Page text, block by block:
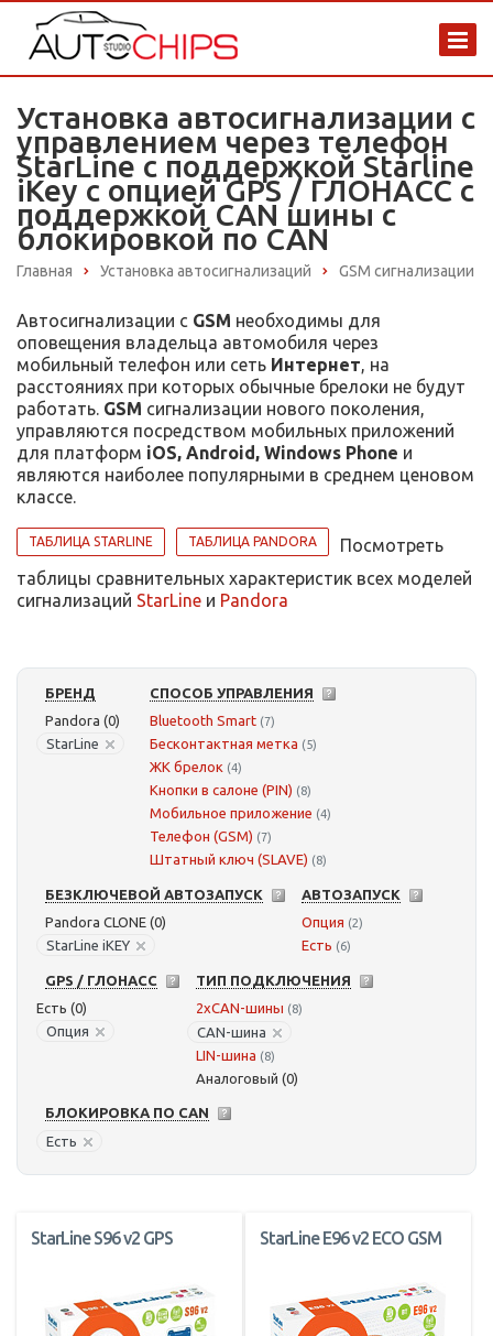
Установка автосигнализации с
управлением через телефон
StarLine с поддержкой Starline
iKey с опцией GPS / ГЛОНАСС с
поддержкой CAN шины с
блокировкой по CAN
Главная Установка автосигнализаций GSM сигнализации
Автосигнализации с GSM необходимы для
оповещения владельца автомобиля через
мобильный телефон или сеть Интернет, на
расстояниях при которых обычные брелоки не будут
работать. GSM сигнализации нового поколения,
управляются посредством мобильных приложений
для платформ iOS, Android, Windows Phone и
являются наиболее популярными в среднем ценовом
классе.
ТАБЛИЦА STARLINE ТАБЛИЦА PANDORA
Посмотреть
таблицы сравнительных характеристик всех моделей
сигнализаций StarLine и Pandora
БРЕНД
Pandora (0)
StarLine
СПОСОБ УПРАВЛЕНИЯ
Bluetooth Smart (7)
Бесконтактная метка (5)
ЖК брелок (4)
Кнопки в салоне (PIN) (8)
Мобильное приложение (4)
Телефон (GSM) (7)
Штатный ключ (SLAVE) (8)
БЕЗКЛЮЧЕВОЙ АВТОЗАПУСК
Pandora CLONE (0)
StarLine iKEY
АВТОЗАПУСК
Опция (2)
Есть (6)
GPS / ГЛОНАСС
Есть (0)
Опция
ТИП ПОДКЛЮЧЕНИЯ
2xCAN-шины (8)
CAN-шина
LIN-шина (8)
Аналоговый (0)
БЛОКИРОВКА ПО CAN
Есть
StarLine S96 v2 GPS StarLine E96 v2 ECO GSM